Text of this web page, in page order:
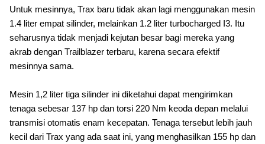
Untuk mesinnya, Trax baru tidak akan lagi menggunakan mesin
1.4 liter empat silinder, melainkan 1.2 liter turbocharged I3. Itu
seharusnya tidak menjadi kejutan besar bagi mereka yang
akrab dengan Trailblazer terbaru, karena secara efektif
mesinnya sama.
Mesin 1,2 liter tiga silinder ini diketahui dapat mengirimkan
tenaga sebesar 137 hp dan torsi 220 Nm keoda depan melalui
transmisi otomatis enam kecepatan. Tenaga tersebut lebih jauh
kecil dari Trax yang ada saat ini, yang menghasilkan 155 hp dan